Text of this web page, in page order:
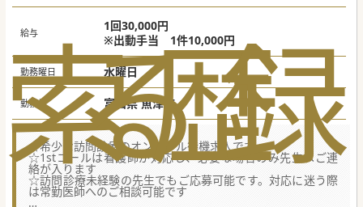
索る歴録
給与
1回30,000円
※出動手当 1件10,000円
勤務曜日 水曜日
勤務地 富山県 魚津市
☆希少な訪問診療のオンコール待機求人です
☆1stコールは看護師が対応し、必要な場合のみ先生へご連
絡が入ります
☆訪問診療未経験の先生でもご応募可能です。対応に迷う際
は常勤医師へのご相談可能です